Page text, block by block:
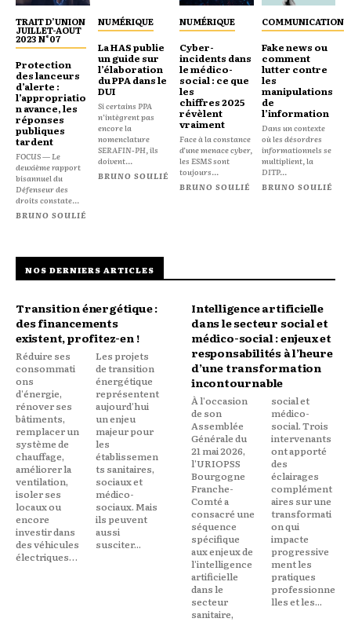
TRAIT D’UNION
JUILLET-AOUT
2023 N°07
Protection
des lanceurs
d’alerte :
l’appropriatio
n avance, les
réponses
publiques
tardent
FOCUS — Le
deuxième rapport
bisannuel du
Défenseur des
droits constate...
BRUNO SOULIÉ
NUMÉRIQUE
La HAS publie
un guide sur
l’élaboration
du PPA dans le
DUI
Si certains PPA
n’intègrent pas
encore la
nomenclature
SERAFIN-PH, ils
doivent...
BRUNO SOULIÉ
NUMÉRIQUE
Cyber-
incidents dans
le médico-
social : ce que
les
chiffres 2025
révèlent
vraiment
Face à la constance
d’une menace cyber,
les ESMS sont
toujours...
BRUNO SOULIÉ
COMMUNICATION
Fake news ou
comment
lutter contre
les
manipulations
de
l’information
Dans un contexte
où les désordres
informationnels se
multiplient, la
DITP...
BRUNO SOULIÉ
NOS DERNIERS ARTICLES
Transition énergétique :
des financements
existent, profitez-en !
Réduire ses
consommati
ons
d'énergie,
rénover ses
bâtiments,
remplacer un
système de
chauffage,
améliorer la
ventilation,
isoler ses
locaux ou
encore
investir dans
des véhicules
électriques…
Les projets
de transition
énergétique
représentent
aujourd'hui
un enjeu
majeur pour
les
établissemen
ts sanitaires,
sociaux et
médico-
sociaux. Mais
ils peuvent
aussi
susciter...
Intelligence artificielle
dans le secteur social et
médico-social : enjeux et
responsabilités à l’heure
d’une transformation
incontournable
À l'occasion
de son
Assemblée
Générale du
21 mai 2026,
l'URIOPSS
Bourgogne
Franche-
Comté a
consacré une
séquence
spécifique
aux enjeux de
l'intelligence
artificielle
dans le
secteur
sanitaire,
social et
médico-
social. Trois
intervenants
ont apporté
des
éclairages
complément
aires sur une
transformati
on qui
impacte
progressive
ment les
pratiques
professionne
lles et les...